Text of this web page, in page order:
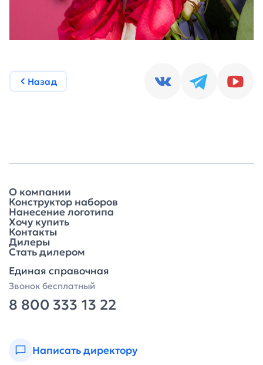
Назад
О компании
Конструктор наборов
Нанесение логотипа
Хочу купить
Контакты
Дилеры
Стать дилером
Единая справочная
Звонок бесплатный
8 800 333 13 22
Написать директору